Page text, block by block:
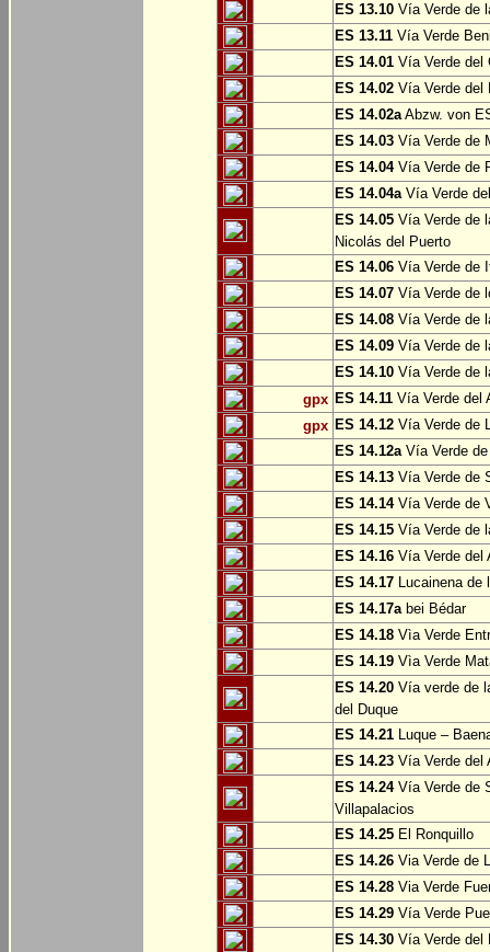
ES 13.10 Vía Verde de
ES 13.11 Vía Verde
ES 14.01 Vía Verde del
ES 14.02 Vía Verde del
ES 14.02aAbzw. von
ES 14.03 Vía Verde de
ES 14.04Vía Verde de
ES 14.04aVía Verde
ES 14.05 Vía Verde de
Nicolás del Puerto
ES 14.06 Vía Verde de
ES 14.07 Vía Verde de
ES 14.08 Vía Verde de
ES 14.09 Vía Verde de
ES 14.10 Vía Verde de
gpx ES 14.11 Vía Verde del
gpx ES 14.12 Vía Verde de
ES 14.12aVía Verde de
ES 14.13 Vía Verde de
ES 14.14Vía Verde de
ES 14.15 Vía Verde de
ES 14.16 Vía Verde del
ES 14.17 Lucainena de
ES 14.17abei Bédar
ES 14.18 Vìa Verde
ES 14.19 Vìa Verde
ES 14.20 Vía verde de
del Duque
ES 14.21 Luque –
ES 14.23 Vía Verde del
ES 14.24Vía Verde de
Villapalacios
ES 14.25 El Ronquillo
ES 14.26 Via Verde de
ES 14.28 Via Verde
ES 14.29 Vía Verde
ES 14.30 Vía Verde del